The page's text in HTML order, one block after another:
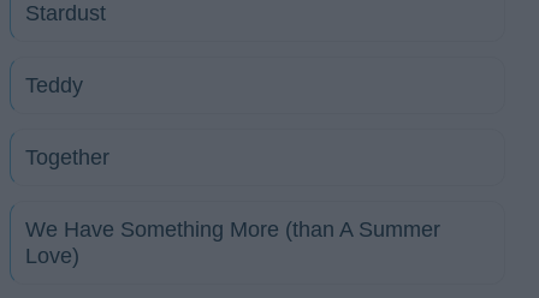
Stardust
Teddy
Together
We Have Something More (than A Summer
Love)